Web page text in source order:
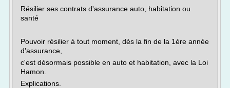
Résilier ses contrats d'assurance auto, habitation ou
santé
Pouvoir résilier à tout moment, dès la fin de la 1ére année
d'assurance,
c'est désormais possible en auto et habitation, avec la Loi
Hamon.
Explications.